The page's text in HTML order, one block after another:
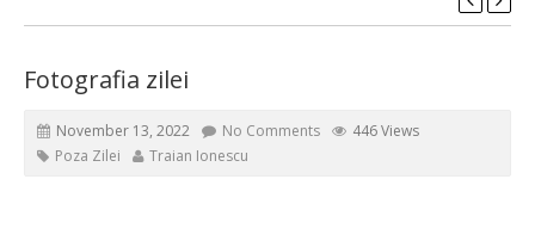
Fotografia zilei
November 13, 2022 No Comments
446 Views
Poza Zilei
Traian Ionescu